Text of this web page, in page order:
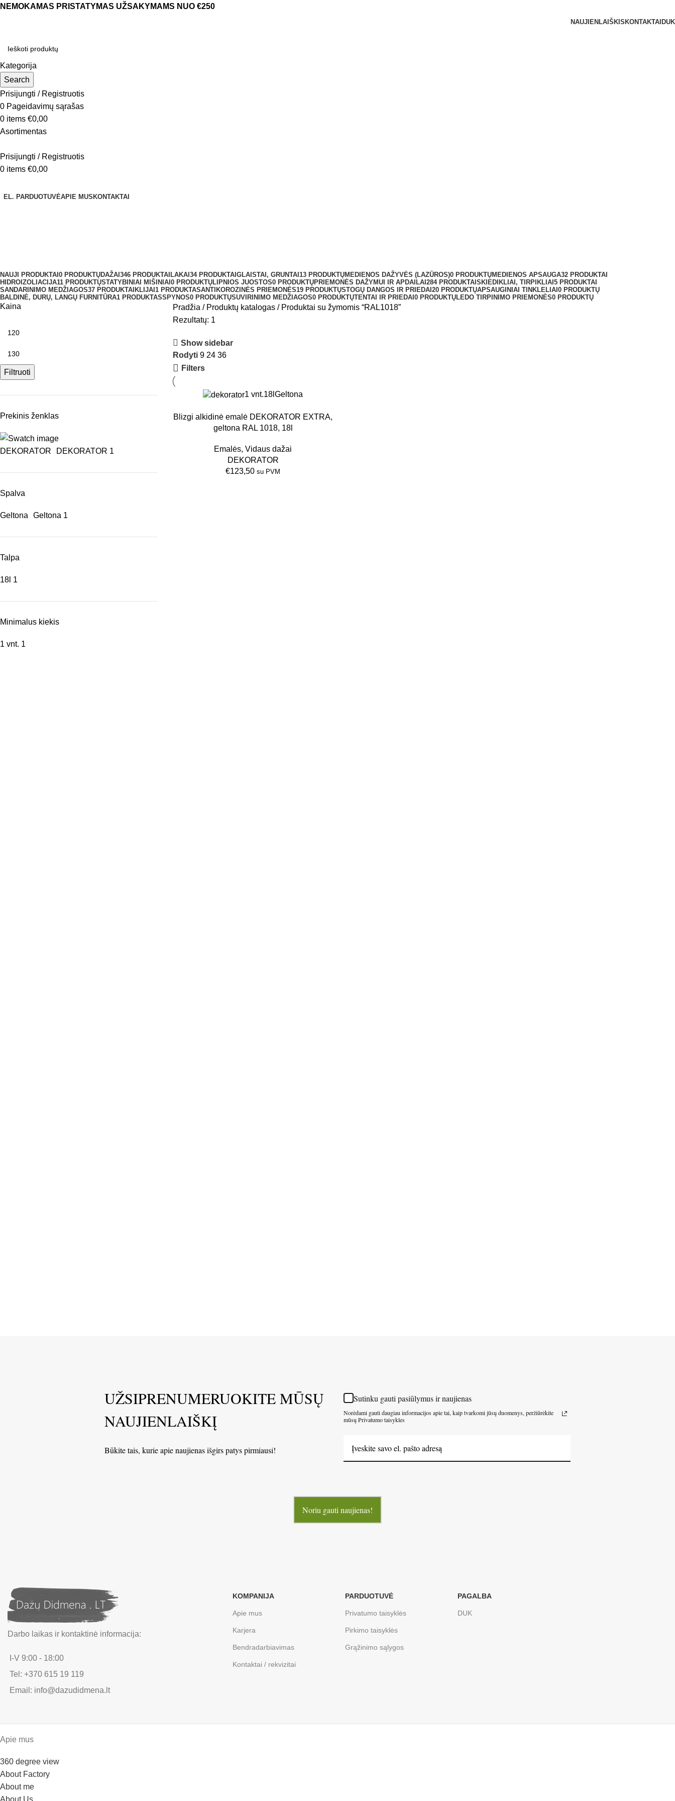
NEMOKAMAS PRISTATYMAS UŽSAKYMAMS NUO €250
NAUJIENLAIŠKISKONTAKTAIDUK
Kategorija
Search
Prisijungti / Registruotis
0 Pageidavimų sąrašas
0 items €0,00
Asortimentas
Prisijungti / Registruotis
0 items €0,00
EL. PARDUOTUVĖAPIE MUS KONTAKTAI
NAUJI PRODUKTAI 0 PRODUKTŲDAŽAI 346 PRODUKTAI LAKAI 34 PRODUKTAI GLAISTAI, GRUNTAI 13 PRODUKTŲMEDIENOS DAŽYVĖS (LAZŪROS)0 PRODUKTŲMEDIENOS APSAUGA32 PRODUKTAI
HIDROIZOLIACIJA11 PRODUKTŲSTATYBINIAI MIŠINIAI 0 PRODUKTŲLIPNIOS JUOSTOS0 PRODUKTŲPRIEMONĖS DAŽYMUI IR APDAILAI 284 PRODUKTAI SKIEDIKLIAI, TIRPIKLIAI 5 PRODUKTAI
SANDARINIMO MEDŽIAGOS37 PRODUKTAI KLIJAI 1 PRODUKTASANTIKOROZINĖS PRIEMONĖS19 PRODUKTŲSTOGŲ DANGOS IR PRIEDAI 20 PRODUKTŲAPSAUGINIAI TINKLELIAI 0 PRODUKTŲ
BALDINĖ, DURŲ, LANGŲ FURNITŪRA1 PRODUKTASSPYNOS0 PRODUKTŲSUVIRINIMO MEDŽIAGOS0 PRODUKTŲTENTAI IR PRIEDAI 0 PRODUKTŲLEDO TIRPINIMO PRIEMONĖS0 PRODUKTŲ
Kaina
Filtruoti
Prekinis ženklas
DEKORATOR DEKORATOR 1
Spalva
Geltona Geltona 1
Talpa
18l 1
Minimalus kiekis
1 vnt. 1
Pradžia Produktų katalogas
Produktai su žymomis “RAL1018”
Rezultatų: 1
Show sidebar
Rodyti 9 24 36
Filters
1 vnt.18lGeltona
Blizgi alkidinė emalė DEKORATOR EXTRA,
geltona RAL 1018, 18l
Emalės,Vidaus dažai
DEKORATOR
€123,50 su PVM
UŽSIPRENUMERUOKITE MŪSŲ
NAUJIENLAIŠKĮ
Būkite tais, kurie apie naujienas išgirs patys pirmiausi!
Sutinku gauti pasiūlymus ir naujienas
Norėdami gauti daugiau informacijos apie tai, kaip tvarkomi jūsų duomenys, peržiūrėkite
mūsų Privatumo taisykles
Noriu gauti naujienas!
Darbo laikas ir kontaktinė informacija:
I-V 9:00 - 18:00
Tel: +370 615 19 119
Email: info@dazudidmena.lt
KOMPANIJA
Apie mus
Karjera
Bendradarbiavimas
Kontaktai / rekvizitai
PARDUOTUVĖ
Privatumo taisyklės
Pirkimo taisyklės
Grąžinimo sąlygos
PAGALBA
DUK
Apie mus
360 degree view
About Factory
About me
About Us